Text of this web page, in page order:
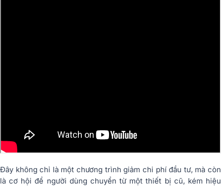
Đây không chỉ là một chương trình giảm chi phí đầu tư, mà còn
là cơ hội để người dùng chuyển từ một thiết bị cũ, kém hiệu